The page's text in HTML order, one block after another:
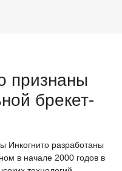
признаны
брекет-
Инкогнито разработаны
в начале 2000 годов в